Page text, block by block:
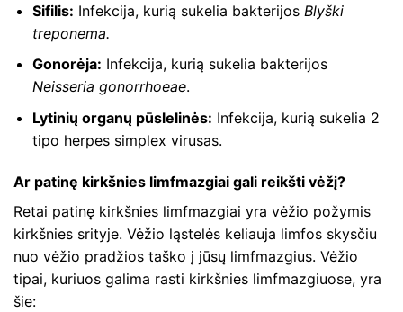
Sifilis: Infekcija, kurią sukelia bakterijos Blyški
treponema.
Gonorėja: Infekcija, kurią sukelia bakterijos
Neisseria gonorrhoeae.
Lytinių organų pūslelinės: Infekcija, kurią sukelia 2
tipo herpes simplex virusas.
Ar patinę kirkšnies limfmazgiai gali reikšti vėžį?
Retai patinę kirkšnies limfmazgiai yra vėžio požymis
kirkšnies srityje. Vėžio ląstelės keliauja limfos skysčiu
nuo vėžio pradžios taško į jūsų limfmazgius. Vėžio
tipai, kuriuos galima rasti kirkšnies limfmazgiuose, yra
šie: